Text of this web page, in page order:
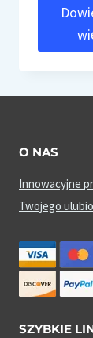
O NAS
Innowacyjne
Twojego
SZYBKIE